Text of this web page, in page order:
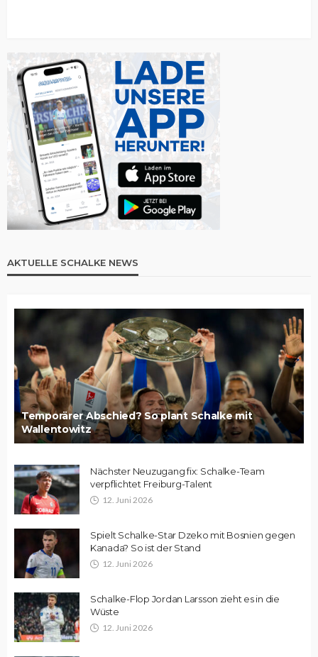
AKTUELLE SCHALKE NEWS
Temporärer Abschied? So plant Schalke mit
Wallentowitz
Nächster Neuzugang fix: Schalke-Team
verpflichtet Freiburg-Talent
12. Juni 2026
Spielt Schalke-Star Dzeko mit Bosnien gegen
Kanada? So ist der Stand
12. Juni 2026
Schalke-Flop Jordan Larsson zieht es in die
Wüste
12. Juni 2026